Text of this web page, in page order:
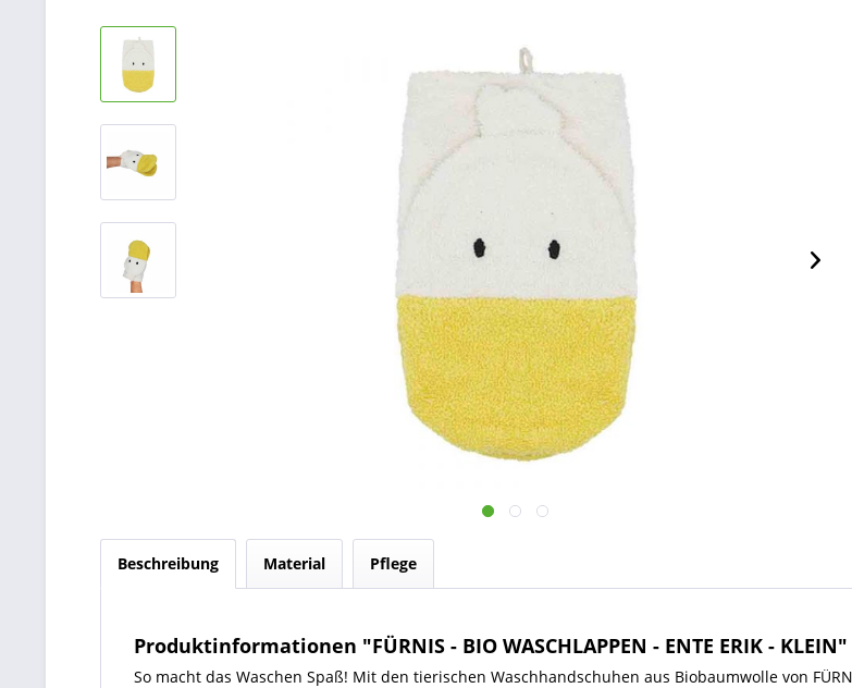
Beschreibung Material Pflege
Produktinformationen "FÜRNIS - BIO WASCHLAPPEN - ENTE ERIK - KLEIN"
So macht das Waschen Spaß! Mit den tierischen Waschhandschuhen aus Biobaumwolle von